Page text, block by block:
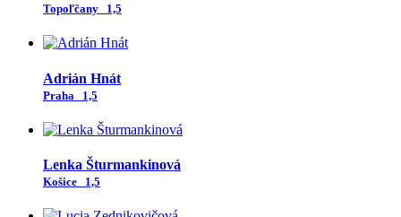
Topoľčany 1,5
Adrián Hnát
Praha 1,5
Lenka Šturmankinová
Košice 1,5